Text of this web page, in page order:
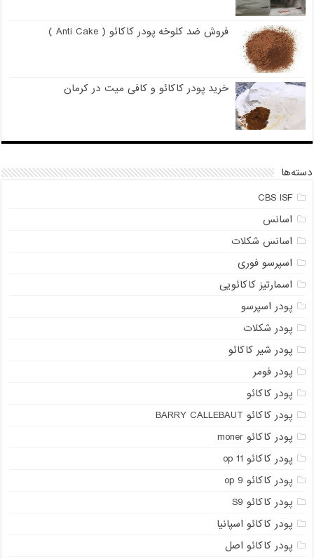
فروش ضد کلوخه پودر کاکائو ( Anti Cake )
خرید پودر کاکائو و کافی میت در کرمان
دسته‌ها
CBS ISF
اسانس
اسانس شکلات
اسپرسو فوری
اسمارتیز کاکائویی
پودر اسپرسو
پودر شکلات
پودر شیر کاکائو
پودر فومر
پودر کاکائو
پودر کاکائو BARRY CALLEBAUT
پودر کاکائو moner
پودر کاکائو op 11
پودر کاکائو op 9
پودر کاکائو S9
پودر کاکائو اسپانیا
پودر کاکائو اصل